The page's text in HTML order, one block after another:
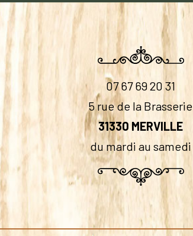
07 67 69 20 31
5 rue de la Brasserie
31330 MERVILLE
du mardi au samedi